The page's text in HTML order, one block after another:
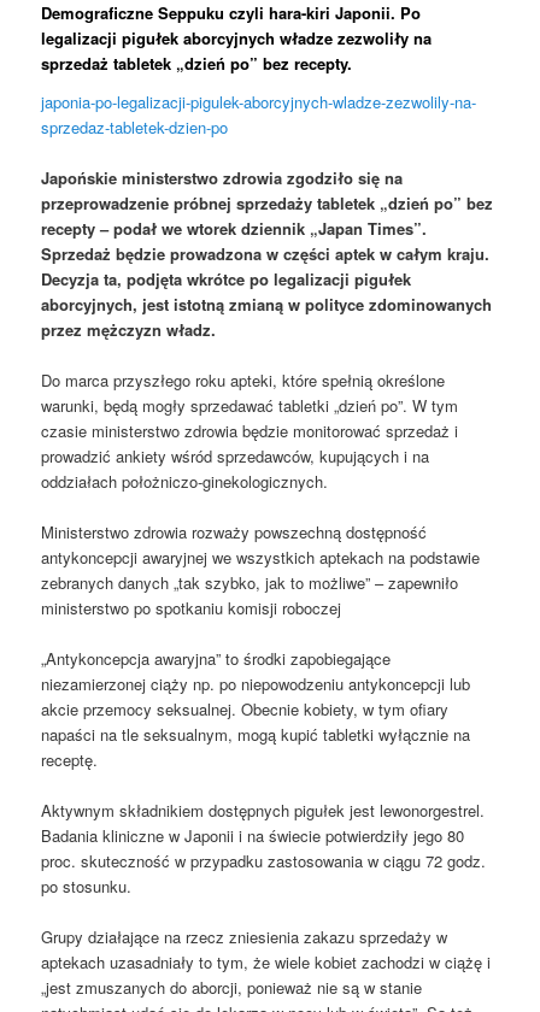
Demograficzne Seppuku czyli hara-kiri Japonii. Po
legalizacji pigułek aborcyjnych władze zezwoliły na
sprzedaż tabletek „dzień po” bez recepty.
japonia-po-legalizacji-pigulek-aborcyjnych-wladze-zezwolily-na-
sprzedaz-tabletek-dzien-po
Japońskie ministerstwo zdrowia zgodziło się na
przeprowadzenie próbnej sprzedaży tabletek „dzień po” bez
recepty – podał we wtorek dziennik „Japan Times”.
Sprzedaż będzie prowadzona w części aptek w całym kraju.
Decyzja ta, podjęta wkrótce po legalizacji pigułek
aborcyjnych, jest istotną zmianą w polityce zdominowanych
przez mężczyzn władz.
Do marca przyszłego roku apteki, które spełnią określone
warunki, będą mogły sprzedawać tabletki „dzień po”. W tym
czasie ministerstwo zdrowia będzie monitorować sprzedaż i
prowadzić ankiety wśród sprzedawców, kupujących i na
oddziałach położniczo-ginekologicznych.
Ministerstwo zdrowia rozważy powszechną dostępność
antykoncepcji awaryjnej we wszystkich aptekach na podstawie
zebranych danych „tak szybko, jak to możliwe” – zapewniło
ministerstwo po spotkaniu komisji roboczej
„Antykoncepcja awaryjna” to środki zapobiegające
niezamierzonej ciąży np. po niepowodzeniu antykoncepcji lub
akcie przemocy seksualnej. Obecnie kobiety, w tym ofiary
napaści na tle seksualnym, mogą kupić tabletki wyłącznie na
receptę.
Aktywnym składnikiem dostępnych pigułek jest lewonorgestrel.
Badania kliniczne w Japonii i na świecie potwierdziły jego 80
proc. skuteczność w przypadku zastosowania w ciągu 72 godz.
po stosunku.
Grupy działające na rzecz zniesienia zakazu sprzedaży w
aptekach uzasadniały to tym, że wiele kobiet zachodzi w ciążę i
„jest zmuszanych do aborcji, ponieważ nie są w stanie